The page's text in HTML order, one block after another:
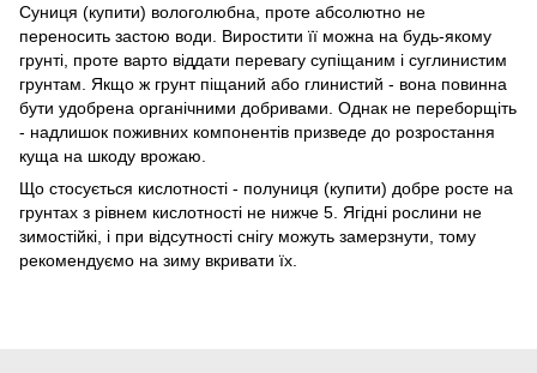
Суниця (купити) вологолюбна, проте абсолютно не
переносить застою води. Виростити її можна на будь-якому
грунті, проте варто віддати перевагу супіщаним і суглинистим
грунтам. Якщо ж грунт піщаний або глинистий - вона повинна
бути удобрена органічними добривами. Однак не переборщіть
- надлишок поживних компонентів призведе до розростання
куща на шкоду врожаю.
Що стосується кислотності - полуниця (купити) добре росте на
грунтах з рівнем кислотності не нижче 5. Ягідні рослини не
зимостійкі, і при відсутності снігу можуть замерзнути, тому
рекомендуємо на зиму вкривати їх.